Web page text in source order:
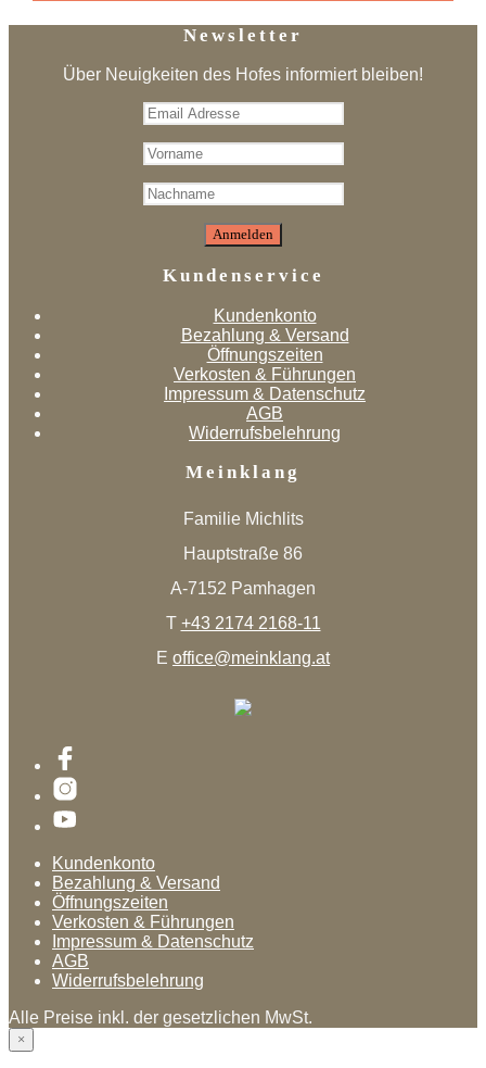
Newsletter
Über Neuigkeiten des Hofes informiert bleiben!
Kundenservice
Kundenkonto
Bezahlung & Versand
Öffnungszeiten
Verkosten & Führungen
Impressum & Datenschutz
AGB
Widerrufsbelehrung
Meinklang
Familie Michlits
Hauptstraße 86
A-7152 Pamhagen
T +43 2174 2168-11
E office@meinklang.at
Kundenkonto
Bezahlung & Versand
Öffnungszeiten
Verkosten & Führungen
Impressum & Datenschutz
AGB
Widerrufsbelehrung
Alle Preise inkl. der gesetzlichen MwSt.
×